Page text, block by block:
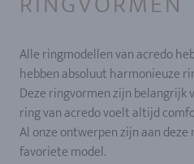
Alle ringmodellen van acredo
hebben absoluut harmonieuze
Deze ringvormen zijn belangrijk
ring van acredo voelt altijd
Al onze ontwerpen zijn aan
favoriete model.